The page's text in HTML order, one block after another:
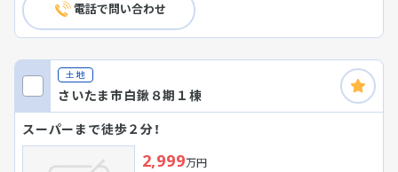
電話で問い合わせ
土地
さいたま市白鍬８期１棟
スーパーまで徒歩２分！
2,999万円